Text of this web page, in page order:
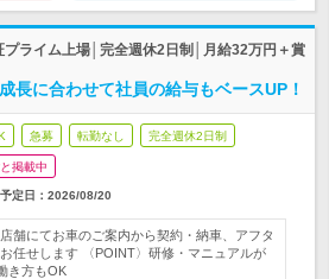
プライム上場│完全週休2日制│月給32万円＋賞
長に合わせて社員の給与もベースUP！
急募 転勤なし 完全週休2日制
掲載中
定日： 2026/08/20
舗にてお車のご案内から契約・納車、アフタ
任せします 〈POINT〉研修・マニュアルが
き方もOK